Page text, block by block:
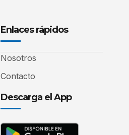
Enlaces rápidos
Nosotros
Contacto
Descarga el App